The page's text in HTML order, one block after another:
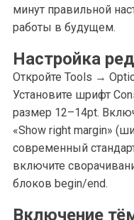
минут правильной
работы в будущем.
Настройка
Откройте Tools →
Установите шрифт
размер 12–14pt.
«Show right margin»
современный
включите
блоков begin/end.
Включение